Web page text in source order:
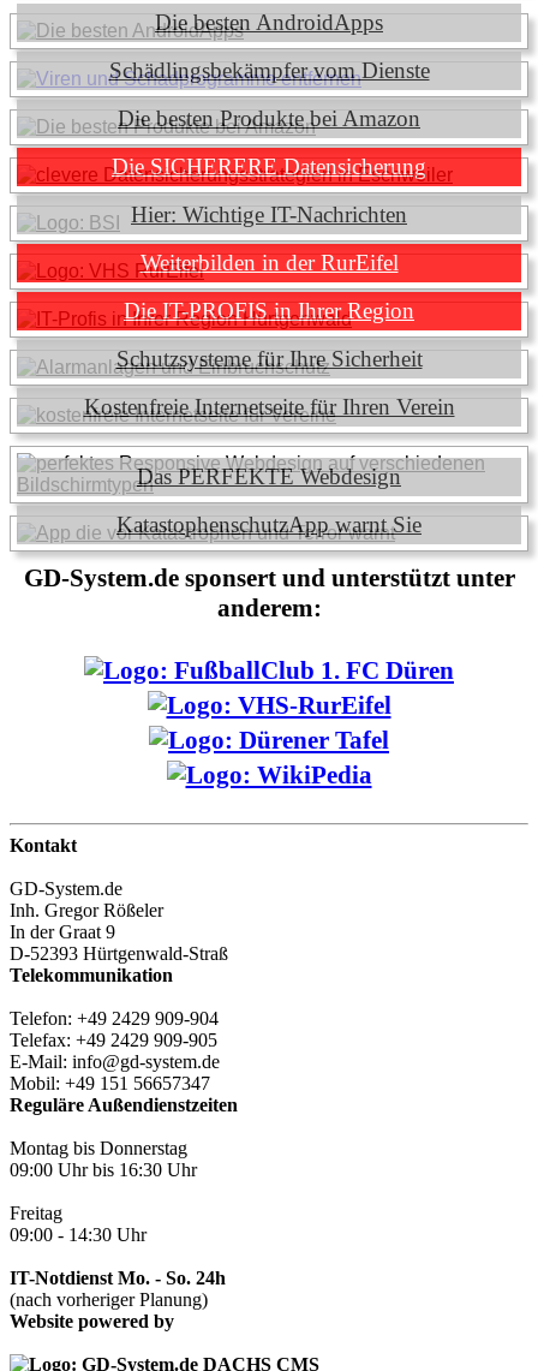
Die besten AndroidApps
Schädlingsbekämpfer vom Dienste
Die besten Produkte bei Amazon
Die SICHERERE Datensicherung
Hier: Wichtige IT-Nachrichten
Weiterbilden in der RurEifel
Die IT-PROFIS in Ihrer Region
Schutzsysteme für Ihre Sicherheit
Kostenfreie Internetseite für Ihren Verein
Das PERFEKTE Webdesign
KatastophenschutzApp warnt Sie
GD-System.de sponsert und unterstützt unter
anderem:
Kontakt
GD-System.de
Inh. Gregor Rößeler
In der Graat 9
D-52393 Hürtgenwald-Straß
Telekommunikation
Telefon: +49 2429 909-904
Telefax: +49 2429 909-905
E-Mail: info@gd-system.de
Mobil: +49 151 56657347
Reguläre Außendienstzeiten
Montag bis Donnerstag
09:00 Uhr bis 16:30 Uhr
Freitag
09:00 - 14:30 Uhr
IT-Notdienst Mo. - So. 24h
(nach vorheriger Planung)
Website powered by